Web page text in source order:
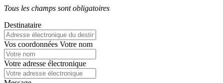
Tous les champs sont obligatoires
Destinataire
Vos coordonnées Votre nom
Votre adresse électronique